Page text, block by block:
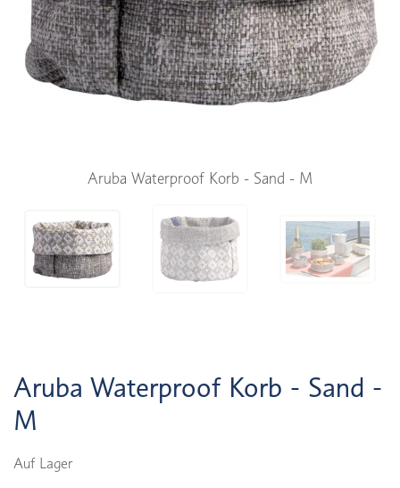
Aruba Waterproof Korb - Sand - M
Aruba Waterproof Korb - Sand -
M
Auf Lager